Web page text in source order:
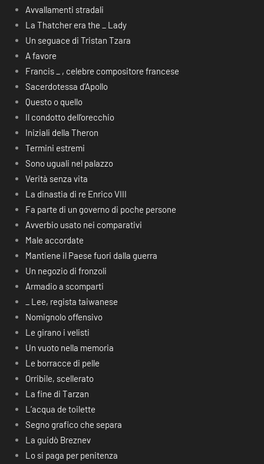
Avvallamenti stradali
La Thatcher era the _ Lady
Un seguace di Tristan Tzara
A favore
Francis _ , celebre compositore francese
Sacerdotessa d’Apollo
Questo o quello
Il condotto dell’orecchio
Iniziali della Theron
Termini estremi
Sono uguali nel palazzo
Verità senza vita
La dinastia di re Enrico VIII
Fa parte di un governo di poche persone
Avverbio usato nei comparativi
Male accordate
Mantiene il Paese fuori dalla guerra
Un negozio di fronzoli
Armadio a scomparti
_ Lee, regista taiwanese
Nomignolo offensivo
Le girano i velisti
Un vuoto nella memoria
Le borracce di pelle
Orribile, scellerato
La fine di Tarzan
L’acqua de toilette
Segno grafico che separa
La guidò Breznev
Lo si paga per penitenza